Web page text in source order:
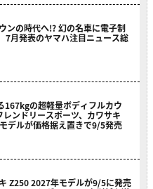
ンの時代へ!? 幻の名車に電子制
7月発表のヤマハ注目ニュース総
167kgの超軽量ボディフルカウ
ンドリースポーツ、カワサキ
デルが価格据え置きで9/5発売
Z250 2027年モデルが9/5に発売